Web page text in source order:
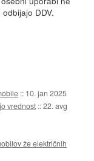
DDV.
:: 10. jan 2025
vrednost ::22. avg
že električnih